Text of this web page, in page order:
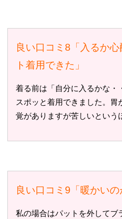
良い口コミ8「入るか
ト着用できた」
着る前は「自分に入るかな・
スポッと着用できました。胃
覚がありますが苦しいという
良い口コミ9「暖かいの
私の場合はパットを外してブ